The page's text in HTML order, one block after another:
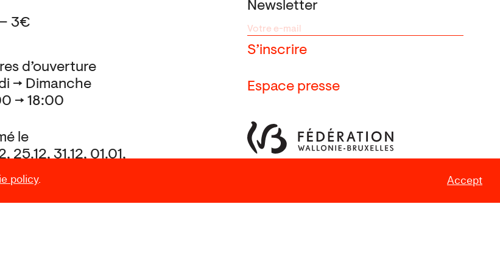
policy. Accept
Newsletter
Espace presse
d’ouverture
→ Dimanche
→ 18:00
le
25.12, 31.12, 01.01,
le Laetare (Carnaval)
3€